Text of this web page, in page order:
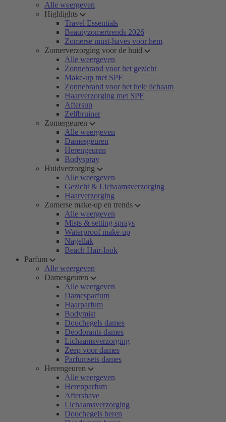
Alle weergeven
Highlights
Travel Essentials
Beautyzomertrends 2026
Zomerse must-haves voor hem
Zomerverzorging voor de huid
Alle weergeven
Zonnebrand voor het gezicht
Make-up met SPF
Zonnebrand voor het hele lichaam
Haarverzorging met SPF
Aftersun
Zelfbruiner
Zomergeuren
Alle weergeven
Damesgeuren
Herengeuren
Bodyspray
Huidverzorging
Alle weergeven
Gezicht & Lichaamsverzorging
Haarverzorging
Zomerse make-up en trends
Alle weergeven
Mists & setting sprays
Waterproof make-up
Nagellak
Beach Hair-look
Parfum
Alle weergeven
Damesgeuren
Alle weergeven
Damesparfum
Haarparfum
Bodymist
Douchegels dames
Deodorants dames
Lichaamsverzorging
Zeep voor dames
Parfumsets dames
Herengeuren
Alle weergeven
Herenparfum
Aftershave
Lichaamsverzorging
Douchegels heren